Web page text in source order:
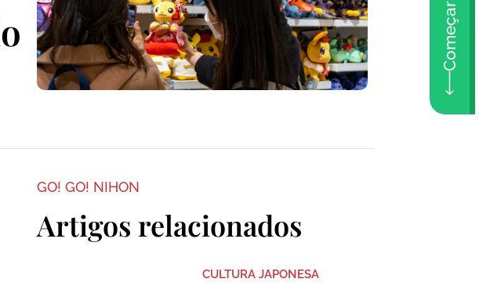
Começar
GO! GO! NIHON
Artigos relacionados
CULTURA JAPONESA